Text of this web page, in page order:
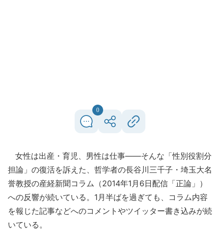
0
女性は出産・育児、男性は仕事――そんな「性別役割分
担論」の復活を訴えた、哲学者の長谷川三千子・埼玉大名
誉教授の産経新聞コラム（2014年1月6日配信「正論」）
への反響が続いている。1月半ばを過ぎても、コラム内容
を報じた記事などへのコメントやツイッター書き込みが続
いている。